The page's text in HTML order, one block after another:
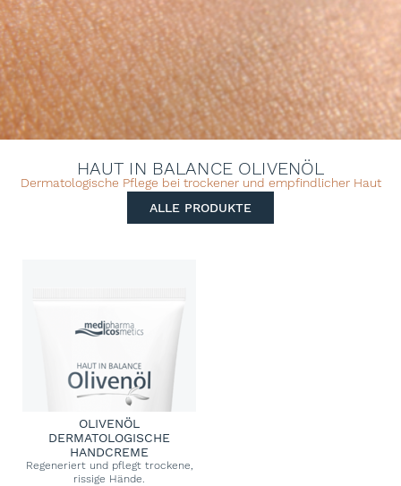
HAUT IN BALANCE OLIVENÖL
Dermatologische Pflege bei trockener und empfindlicher Haut
ALLE PRODUKTE
OLIVENÖL
DERMATOLOGISCHE
HANDCREME
Regeneriert und pflegt trockene,
rissige Hände.